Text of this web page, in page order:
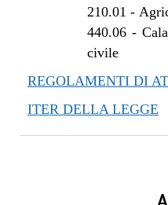
210.01 -
440.06-
civile
REGOLAMENTI DI
ITER DELLA LEGGE